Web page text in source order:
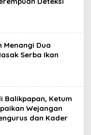
Menangi Dua
Serba Ikan
Balikpapan, Ketum
Wejangan
dan Kader